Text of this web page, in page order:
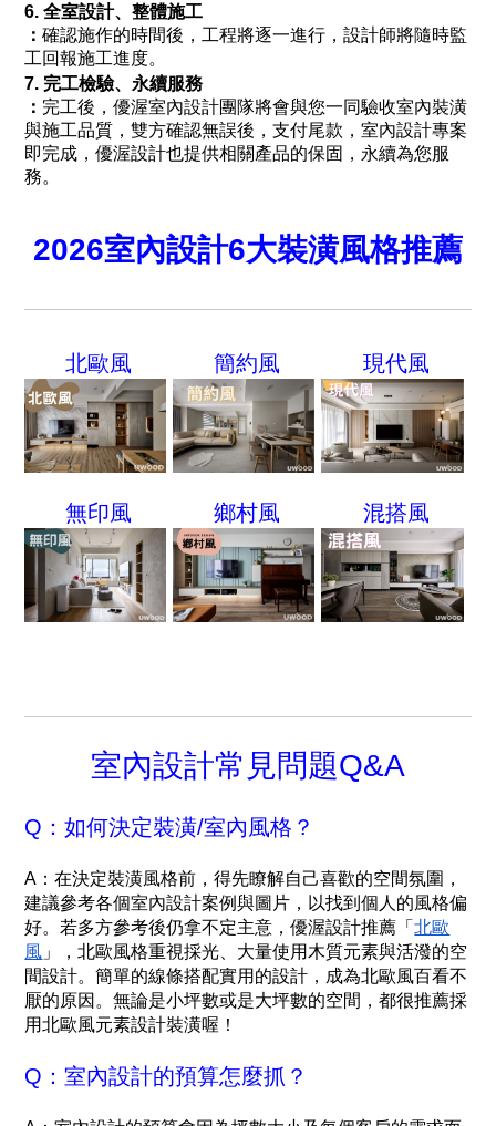
6. 全室設計、整體施工
：確認施作的時間後，工程將逐一進行，設計師將隨時監
工回報施工進度。
7. 完工檢驗、永續服務
： 完工後，優渥室內設計團隊將會與您一同驗收室內裝潢
與施工品質，雙方確認無誤後，支付尾款，室內設計專案
即完成，優渥設計也提供相關產品的保固，永續為您服
務。
2026室內設計6大裝潢風格推薦
北歐風 簡約風 現代風
無印風 鄉村風 混搭風
室內設計常見問題Q&A
Q：如何決定裝潢/室內風格？
A：在決定裝潢風格前，得先瞭解自己喜歡的空間氛圍，
建議參考各個室內設計案例與圖片，以找到個人的風格偏
好。若多方參考後仍拿不定主意，優渥設計推薦「北歐
風 」，北歐風格重視採光、大量使用木質元素與活潑的空
間設計。簡單的線條搭配實用的設計，成為北歐風百看不
厭的原因。無論是小坪數或是大坪數的空間，都很推薦採
用北歐風元素設計裝潢喔！
Q：室內設計的預算怎麼抓？